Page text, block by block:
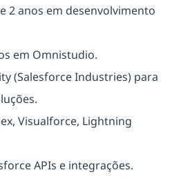
2 anos em desenvolvimento
em Omnistudio.
(Salesforce Industries) para
Visualforce, Lightning
APIs e integrações.